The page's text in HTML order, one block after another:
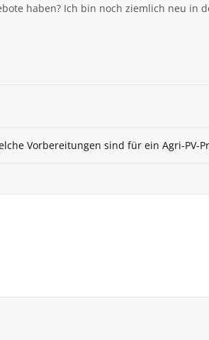
haben? Ich bin noch ziemlich neu in
Vorbereitungen sind für ein Agri-PV-